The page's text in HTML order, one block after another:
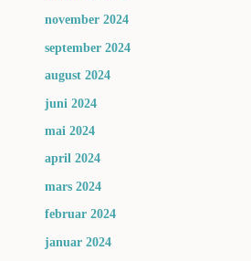
november 2024
september 2024
august 2024
juni 2024
mai 2024
april 2024
mars 2024
februar 2024
januar 2024